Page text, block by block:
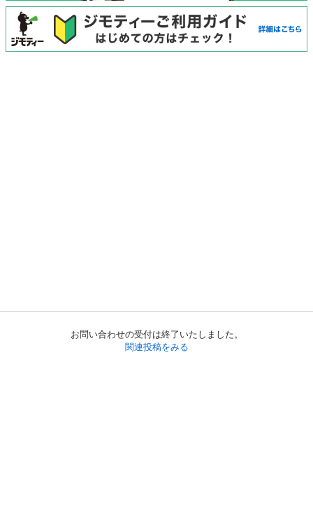
お問い合わせの受付は終了いたしました。
関連投稿をみる